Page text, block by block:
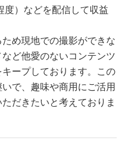
度）などを配信して収益
め現地での撮影ができな
ど他愛のないコンテンツ
ープしております。この
で、趣味や商用にご活用
だきたいと考えておりま